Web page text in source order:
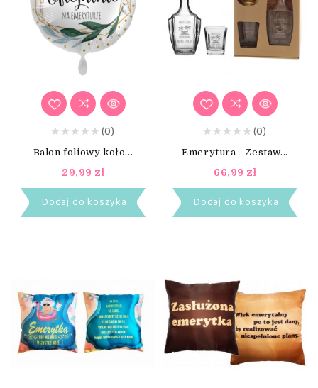
(0)
Balon foliowy koło...
29,99 zł
Dodaj do koszyka
(0)
Emerytura - Zestaw...
66,99 zł
Dodaj do koszyka